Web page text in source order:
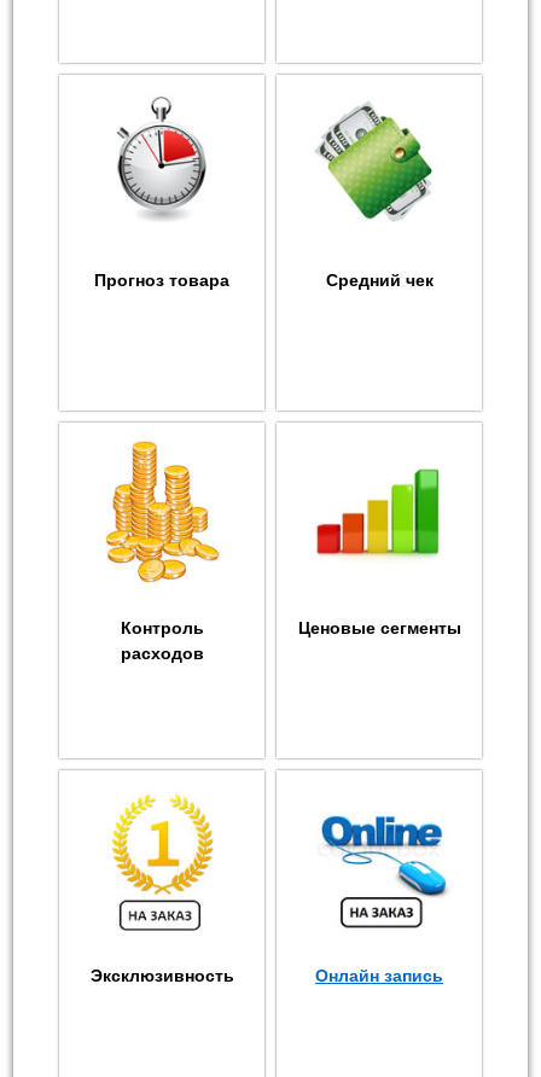
Прогноз товара Средний чек
Контроль
расходов
Ценовые сегменты
Эксклюзивность Онлайн запись